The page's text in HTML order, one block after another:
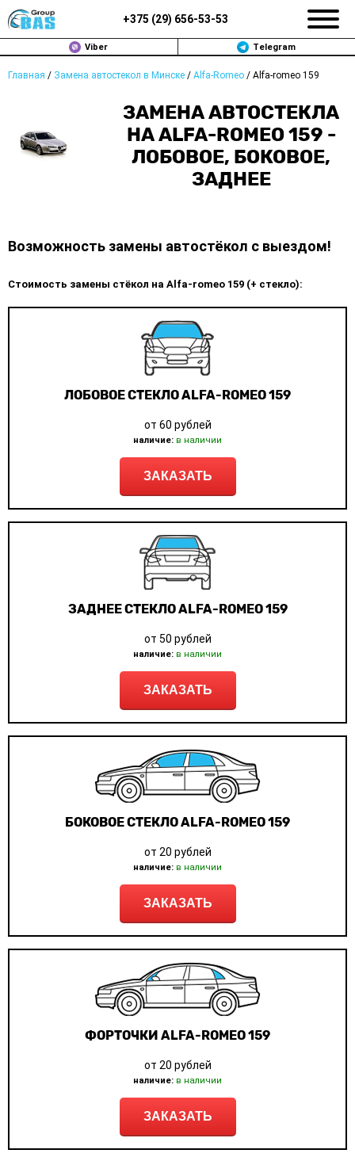
+375 (29) 656-53-53
Viber Telegram
Главная / Замена автостекол в Минске / Alfa-Romeo / Alfa-romeo 159
ЗАМЕНА АВТОСТЕКЛА
НА ALFA-ROMEO 159 -
ЛОБОВОЕ, БОКОВОЕ,
ЗАДНЕЕ
Возможность замены автостёкол с выездом!
Стоимость замены стёкол на Alfa-romeo 159 (+ стекло):
ЛОБОВОЕ СТЕКЛО ALFA-ROMEO 159
от 60 рублей
наличие: в наличии
ЗАКАЗАТЬ
ЗАДНЕЕ СТЕКЛО ALFA-ROMEO 159
от 50 рублей
наличие: в наличии
ЗАКАЗАТЬ
БОКОВОЕ СТЕКЛО ALFA-ROMEO 159
от 20 рублей
наличие: в наличии
ЗАКАЗАТЬ
ФОРТОЧКИ ALFA-ROMEO 159
от 20 рублей
наличие: в наличии
ЗАКАЗАТЬ
ЗАМЕНА АВТОСТЕКОЛ В МИНСКЕ
ПРОДАЖА АВТОСТЁКОЛ
РЕМОНТ
ПОЛИТИКА КОНФИДЕНЦИАЛЬНОСТИ